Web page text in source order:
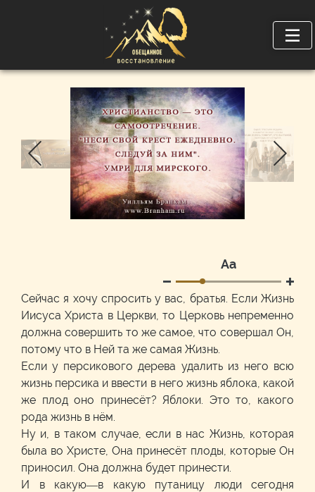
Аа
Сейчас я хочу спросить у вас, братья. Если Жизнь
Иисуса Христа в Церкви, то Церковь непременно
должна совершить то же самое, что совершал Он,
потому что в Ней та же самая Жизнь.
Если у персикового дерева удалить из него всю
жизнь персика и ввести в него жизнь яблока, какой
же плод оно принесёт? Яблоки. Это то, какого
рода жизнь в нём.
Ну и, в таком случае, если в нас Жизнь, которая
была во Христе, Она принесёт плоды, которые Он
приносил. Она должна будет принести.
И в какую—в какую путаницу люди сегодня